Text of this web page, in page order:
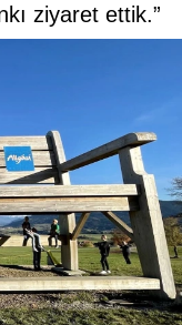
ziyaret ettik.”